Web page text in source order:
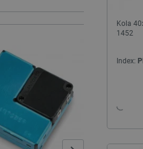
Kola
1452
Index:
Nezbytně nutné soubory
nezbytně nutných souborů
Název